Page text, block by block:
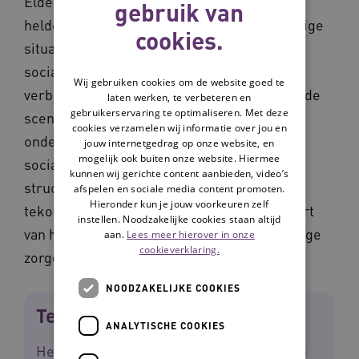
helder in kaart bracht. Scenario 1 is de huidige
situatie in de meeste verpleeghuizen: het
sociale netwerk voelt zich welkom en kan
verbinding met de naaste maken. De volgende
scenario’s gaan van ‘het sociale netwerk
ondersteunt het team incidenteel’ via ‘het
sociale netwerk ondersteunt het team
structureel’ tot ‘het sociale netwerk vult het
tekort aan fte’s in’. Dat komt dicht in de buurt
van het ‘team van de toekomst’ waar sommige
zorgorganisaties van dromen:
Team van de toekomst
Het team van de toekomst is een team van
gebruik van
cookies.
Wij gebruiken cookies om de website goed te
laten werken, te verbeteren en
gebruikerservaring te optimaliseren. Met deze
cookies verzamelen wij informatie over jou en
jouw internetgedrag op onze website, en
mogelijk ook buiten onze website. Hiermee
kunnen wij gerichte content aanbieden, video’s
afspelen en sociale media content promoten.
Hieronder kun je jouw voorkeuren zelf
instellen. Noodzakelijke cookies staan altijd
aan. Lees meer hierover in onze
cookieverklaring.
NOODZAKELIJKE COOKIES
ANALYTISCHE COOKIES